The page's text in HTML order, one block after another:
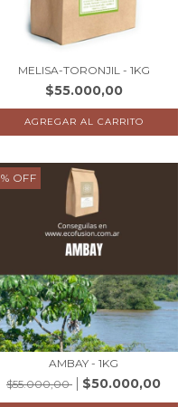
MELISA-TORONJIL - 1KG
$55.000,00
% OFF
AMBAY - 1KG
$55.000,00
$50.000,00